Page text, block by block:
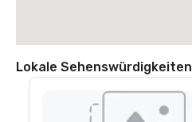
Lokale Sehenswürdigkeiten